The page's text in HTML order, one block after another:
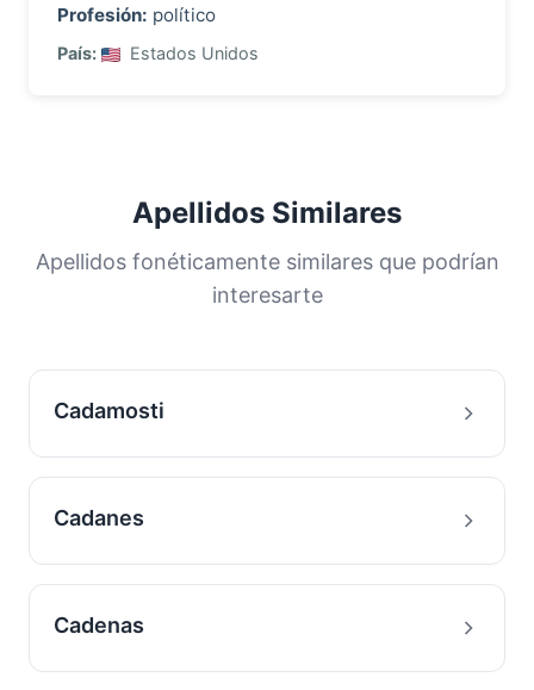
Profesión: político
País: Estados Unidos
Apellidos Similares
Apellidos fonéticamente similares que podrían
interesarte
Cadamosti
Cadanes
Cadenas